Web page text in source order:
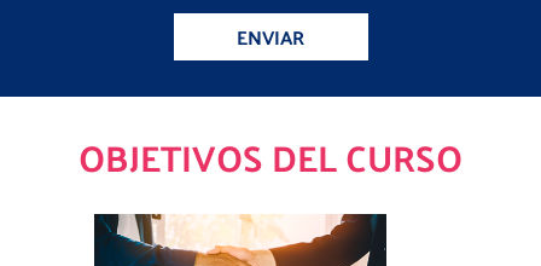
ENVIAR
OBJETIVOS DEL CURSO